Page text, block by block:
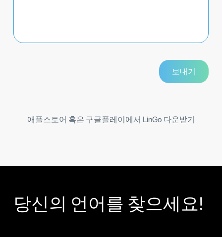
애플스토어 혹은 구글플레이에서 LinGo 다운받기
당신의 언어를 찾으세요!